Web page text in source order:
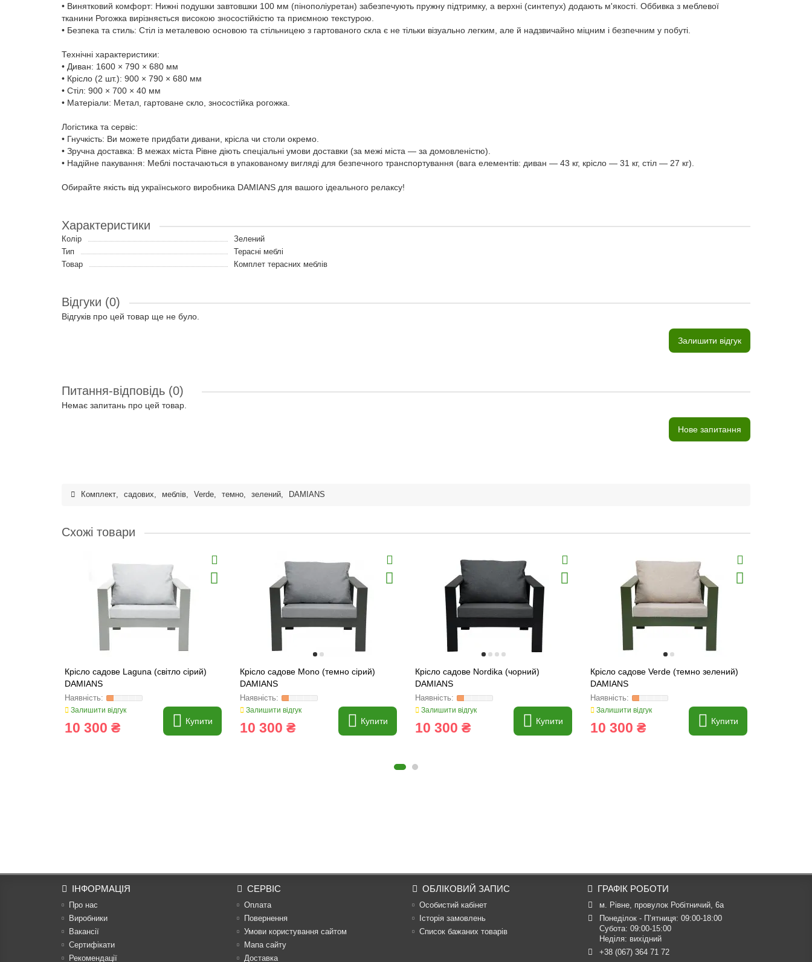
• Винятковий комфорт: Нижні подушки завтовшки 100 мм (пінополіуретан) забезпечують пружну підтримку, а верхні (синтепух) додають м'якості. Оббивка з меблевої
тканини Рогожка вирізняється високою зносостійкістю та приємною текстурою.
• Безпека та стиль: Стіл із металевою основою та стільницею з гартованого скла є не тільки візуально легким, але й надзвичайно міцним і безпечним у побуті.
Технічні характеристики:
• Диван: 1600 × 790 × 680 мм
• Крісло (2 шт.): 900 × 790 × 680 мм
• Стіл: 900 × 700 × 40 мм
• Матеріали: Метал, гартоване скло, зносостійка рогожка.
Логістика та сервіс:
• Гнучкість: Ви можете придбати дивани, крісла чи столи окремо.
• Зручна доставка: В межах міста Рівне діють спеціальні умови доставки (за межі міста — за домовленістю).
• Надійне пакування: Меблі постачаються в упакованому вигляді для безпечного транспортування (вага елементів: диван — 43 кг, крісло — 31 кг, стіл — 27 кг).
Обирайте якість від українського виробника DAMIANS для вашого ідеального релаксу!
Характеристики
Колір
Зелений
Тип
Терасні меблі
Товар
Комплет терасних меблів
Відгуки (0)
Відгуків про цей товар ще не було.
Залишити відгук
Питання-відповідь (0)
Немає запитань про цей товар.
Нове запитання
Комплект, садових, меблів, Verde, темно, зелений, DAMIANS
Схожі товари
Крісло садове Laguna (світло сірий)
DAMIANS
Залишити відгук
10 300 ₴ Купити
Крісло садове Mono (темно сірий)
DAMIANS
Залишити відгук
10 300 ₴ Купити
Крісло садове Nordika (чорний)
DAMIANS
Залишити відгук
10 300 ₴ Купити
Крісло садове Verde (темно зелений)
DAMIANS
Залишити відгук
10 300 ₴ Купити
ІНФОРМАЦІЯ
Про нас
Виробники
Вакансії
Сертифікати
Рекомендації
СЕРВІС
Оплата
Повернення
Умови користування сайтом
Мапа сайту
Доставка
ОБЛІКОВИЙ ЗАПИС
Особистий кабінет
Історія замовлень
Список бажаних товарів
ГРАФІК РОБОТИ
м. Рівне, провулок Робітничий, 6а
Понеділок - П’ятниця: 09:00-18:00
Субота: 09:00-15:00
Неділя: вихідний
+38 (067) 364 71 72